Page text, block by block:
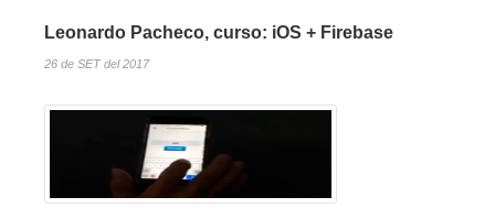
Leonardo Pacheco, curso: iOS + Firebase
26 de SET del 2017